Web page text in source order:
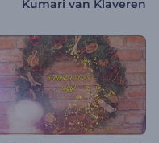
Kumari van Klaveren